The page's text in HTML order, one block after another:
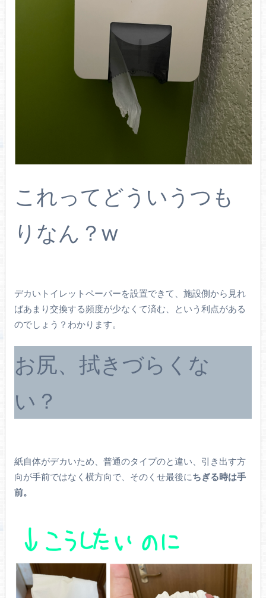
これってどういうつも
りなん？w
デカいトイレットペーパーを設置できて、施設側から見れ
ばあまり交換する頻度が少なくて済む、という利点がある
のでしょう？わかります。
お尻、拭きづらくな
い？
紙自体がデカいため、普通のタイプのと違い、引き出す方
向が手前ではなく横方向で、そのくせ最後にちぎる時は手
前。